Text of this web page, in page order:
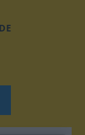
DE